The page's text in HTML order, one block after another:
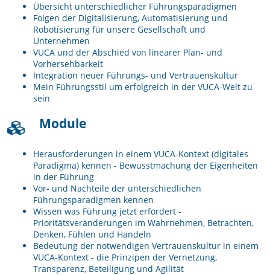
Übersicht unterschiedlicher Führungsparadigmen
Folgen der Digitalisierung, Automatisierung und
Robotisierung für unsere Gesellschaft und
Unternehmen
VUCA und der Abschied von linearer Plan- und
Vorhersehbarkeit
Integration neuer Führungs- und Vertrauenskultur
Mein Führungsstil um erfolgreich in der VUCA-Welt zu
sein
Module
Herausforderungen in einem VUCA-Kontext (digitales
Paradigma) kennen - Bewusstmachung der Eigenheiten
in der Führung
Vor- und Nachteile der unterschiedlichen
Führungsparadigmen kennen
Wissen was Führung jetzt erfordert -
Prioritätsveränderungen im Wahrnehmen, Betrachten,
Denken, Fühlen und Handeln
Bedeutung der notwendigen Vertrauenskultur in einem
VUCA-Kontext - die Prinzipen der Vernetzung,
Transparenz, Beteiligung und Agilität